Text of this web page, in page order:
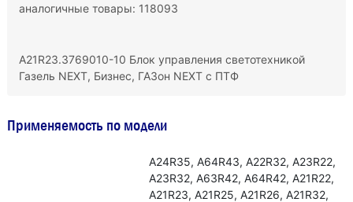
аналогичные товары: 118093
А21R23.3769010-10 Блок управления светотехникой
Газель NEXT, Бизнес, ГАЗон NEXT с ПТФ
Применяемость по модели
А24R35, А64R43, А22R32, А23R22,
А23R32, А63R42, А64R42, А21R22,
А21R23, А21R25, А21R26, А21R32,